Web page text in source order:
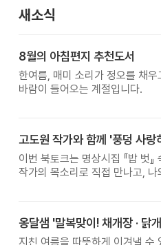
새소식
8월의 아침편지 추천도서
한여름, 매미 소리가 정오를 채우
바람이 들어오는 계절입니다.
고도원 작가와 함께 '풍덩 사랑
이번 북토크는 명상시집 『밥 벗』
작가의 목소리로 직접 만나고, 나
옹달샘 '말복맞이! 채개장 · 닭
지친 여름을 따뜻하게 이겨낼 수